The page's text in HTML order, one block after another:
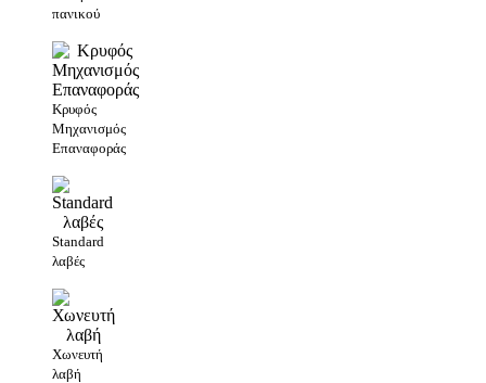
πανικού
Κρυφός
Μηχανισμός
Επαναφοράς
Standard
λαβές
Χωνευτή
λαβή